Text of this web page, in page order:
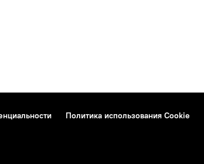
Политика использования Cookie